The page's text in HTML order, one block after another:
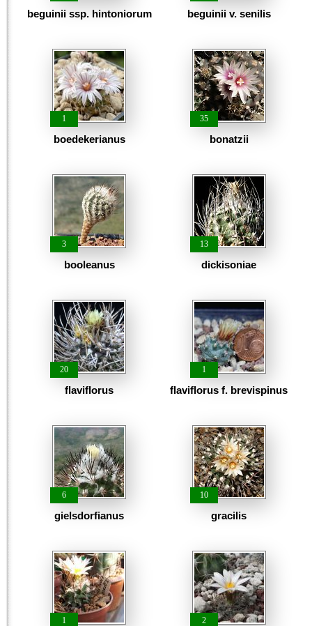
beguinii ssp. hintoniorum beguinii v. senilis
1
boedekerianus
35
bonatzii
3
booleanus
13
dickisoniae
20
flaviflorus
1
flaviflorus f. brevispinus
6
gielsdorfianus
10
gracilis
1 2